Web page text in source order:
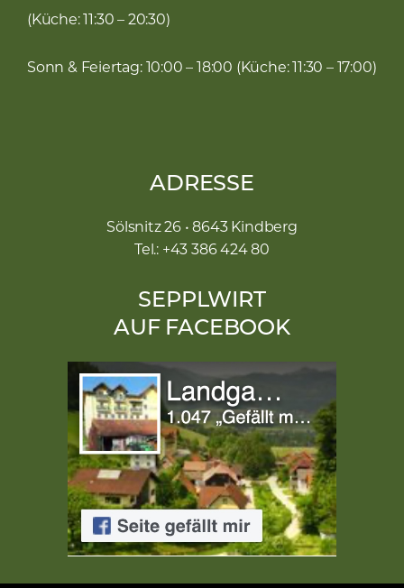
(Küche: 11:30 – 20:30)
Sonn & Feiertag: 10:00 – 18:00 (Küche: 11:30 – 17:00)
ADRESSE
Sölsnitz 26 • 8643 Kindberg
Tel.: +43 386 424 80
SEPPLWIRT
AUF FACEBOOK